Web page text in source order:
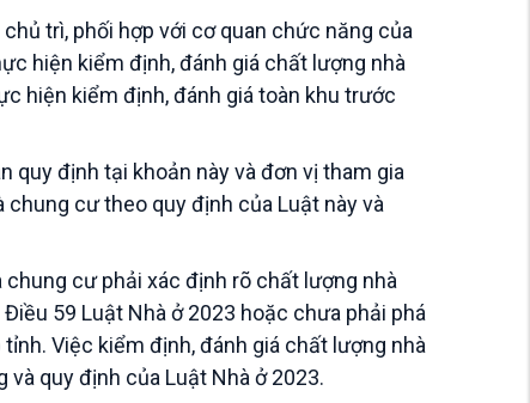
trì, phối hợp với cơ quan chức năng của
hiện kiểm định, đánh giá chất lượng nhà
hiện kiểm định, đánh giá toàn khu trước
quy định tại khoản này và đơn vị tham gia
cư theo quy định của Luật này và
cư phải xác định rõ chất lượng nhà
59 Luật Nhà ở 2023 hoặc chưa phải phá
Việc kiểm định, đánh giá chất lượng nhà
quy định của Luật Nhà ở 2023.